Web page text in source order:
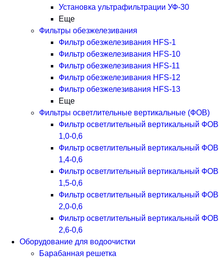
Установка ультрафильтрации УФ-30
Еще
Фильтры обезжелезивания
Фильтр обезжелезивания HFS-1
Фильтр обезжелезивания HFS-10
Фильтр обезжелезивания HFS-11
Фильтр обезжелезивания HFS-12
Фильтр обезжелезивания HFS-13
Еще
Фильтры осветлительные вертикальные (ФОВ)
Фильтр осветлительный вертикальный ФОВ
1,0-0,6
Фильтр осветлительный вертикальный ФОВ
1,4-0,6
Фильтр осветлительный вертикальный ФОВ
1,5-0,6
Фильтр осветлительный вертикальный ФОВ
2,0-0,6
Фильтр осветлительный вертикальный ФОВ
2,6-0,6
Оборудование для водоочистки
Барабанная решетка